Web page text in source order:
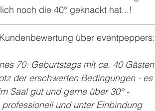
noch die 40° geknackt hat...!
Kundenbewertung über eventpeppers:
70. Geburtstags mit ca. 40 Gästen
der erschwerten Bedingungen - es
Saal gut und gerne über 30° -
und unter Einbindung